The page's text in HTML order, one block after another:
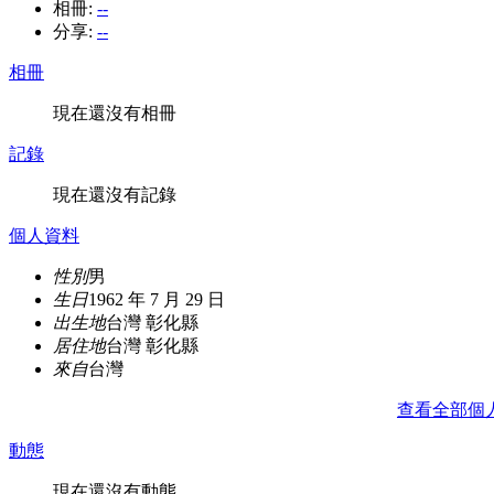
相冊: --
分享: --
相冊
現在還沒有相冊
記錄
現在還沒有記錄
個人資料
性別男
生日1962 年 7 月 29 日
出生地台灣 彰化縣
居住地台灣 彰化縣
來自台灣
查看全部個
動態